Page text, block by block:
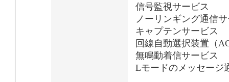
信号監視サービス
ノーリンギング通信
キャプテンサービス
回線自動選択装置（
無鳴動着信サービス
Lモードのメッセージ